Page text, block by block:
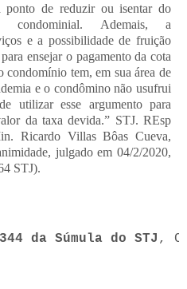
de reduzir ou isentar do
condominial. Ademais, a
e a possibilidade de fruição
ensejar o pagamento da cota
condomínio tem, em sua área de
e o condômino não usufrui
utilizar esse argumento para
da taxa devida.” STJ. REsp
Ricardo Villas Bôas Cueva,
julgado em 04/2/2020,
STJ).
da Súmula do STJ ,